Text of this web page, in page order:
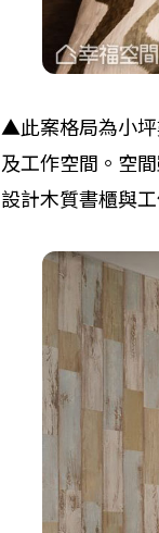
▲此案格局為小坪
及工作空間。空
設計木質書櫃與